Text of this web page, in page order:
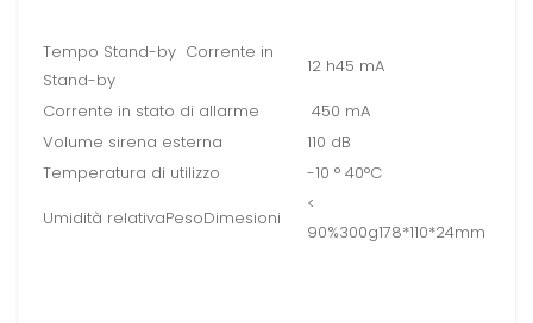
Tempo Stand-by Corrente in
Stand-by
12 h45 mA
Corrente in stato di allarme
450 mA
Volume sirena esterna
110 dB
Temperatura di utilizzo
-10 ° 40°C
Umidità relativaPesoDimesioni
<
90%300g178*110*24mm